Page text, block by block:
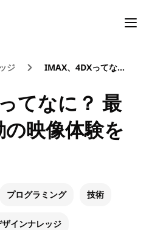
ジ IMAX、4DXってなに？ 最新技術で感動の映像体験をしよう
てなに？ 最
映像体験を
プログラミング 技術
インナレッジ